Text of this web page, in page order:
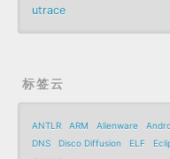
utrace
标签云
ANTLR ARM Alienware
DNS
Disco Diffusion ELF